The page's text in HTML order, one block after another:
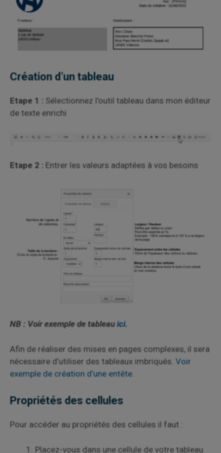
Création d’un tableau
Etape 1 : Sélectionnez l’outil tableau dans mon éditeur
de texte enrichi
Etape 2 : Entrer les valeurs adaptées à vos besoins
NB : Voir exemple de tableauici.
Afin de réaliser des mises en pages complexes, il sera
nécessaire d’utiliser des tableaux imbriqués. Voir
exemple de création d’une entête
Propriétés des cellules
Pour accéder au propriétés des cellules il faut :
Placez-vous dans une cellule de votre tableau